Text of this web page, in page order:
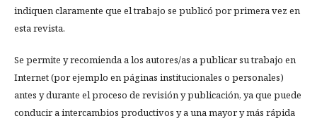
indiquen claramente que el trabajo se publicó por primera vez en
esta revista.
Se permite y recomienda a los autores/as a publicar su trabajo en
Internet (por ejemplo en páginas institucionales o personales)
antes y durante el proceso de revisión y publicación, ya que puede
conducir a intercambios productivos y a una mayor y más rápida